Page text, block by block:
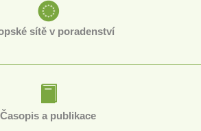
sítě v poradenství
Časopis a publikace